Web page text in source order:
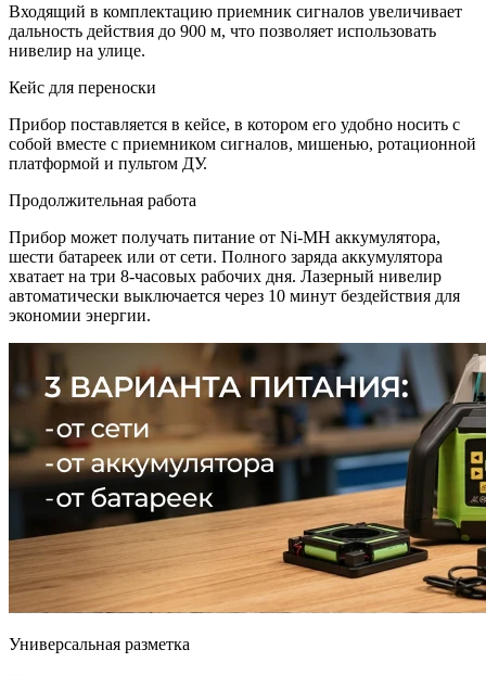
Входящий в комплектацию приемник сигналов увеличивает
дальность действия до 900 м, что позволяет использовать
нивелир на улице.
Кейс для переноски
Прибор поставляется в кейсе, в котором его удобно носить с
собой вместе с приемником сигналов, мишенью, ротационной
платформой и пультом ДУ.
Продолжительная работа
Прибор может получать питание от Ni-MH аккумулятора,
шести батареек или от сети. Полного заряда аккумулятора
хватает на три 8-часовых рабочих дня. Лазерный нивелир
автоматически выключается через 10 минут бездействия для
экономии энергии.
Универсальная разметка